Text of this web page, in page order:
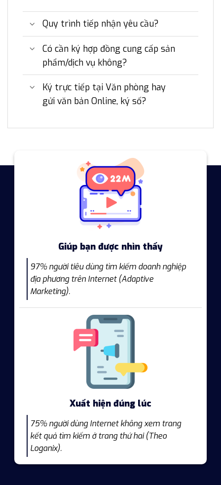
Quy trình tiếp nhận yêu cầu?
Có cần ký hợp đồng cung cấp sản
phẩm/dịch vụ không?
Ký trực tiếp tại Văn phòng hay
gửi văn bản Online, ký số?
Giúp bạn được nhìn thấy
97% người tiêu dùng tìm kiếm doanh nghiệp
địa phương trên Internet (Adaptive
Marketing).
Xuất hiện đúng lúc
75% người dùng Internet không xem trang
kết quả tìm kiếm ở trang thứ hai (Theo
Loganix).